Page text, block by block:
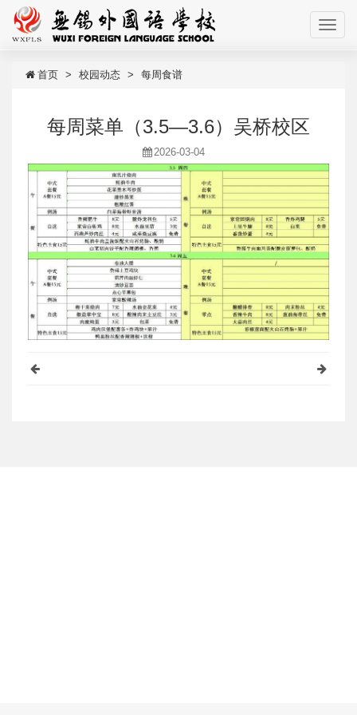
首页 校园动态 每周食谱
每周菜单（3.5—3.6）吴桥校区
2026-03-04